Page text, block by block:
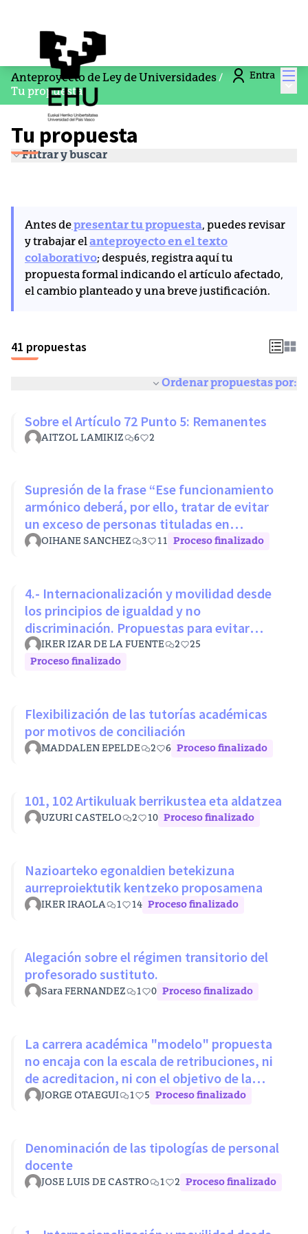
Entra
Anteproyecto de Ley de Universidades/
Tu propuesta
Tu propuesta
Filtrar y buscar
Antes depresentar tu propuesta, puedes revisar
y trabajar elanteproyecto en el texto
colaborativo; después, registra aquí tu
propuesta formal indicando el artículo afectado,
el cambio planteado y una breve justificación.
41 propuestas
Ordenar propuestas por:
Sobre el Artículo 72 Punto 5: Remanentes
AITZOL LAMIKIZ 6 2
Supresión de la frase “Ese funcionamiento
armónico deberá, por ello, tratar de evitar
un exceso de personas tituladas en
disciplinas con mínimos nivel
OIHANE SANCHEZ 3 11 Proceso finalizado
4.- Internacionalización y movilidad desde
los principios de igualdad y no
discriminación. Propuestas para evitar
desigualdades estructurales
IKER IZAR DE LA FUENTE 2
25
Proceso finalizado
Flexibilización de las tutorías académicas
por motivos de conciliación
MADDALEN EPELDE 2 6 Proceso finalizado
101, 102 Artikuluak berrikustea eta aldatzea
UZURI CASTELO 2 10 Proceso finalizado
Nazioarteko egonaldien betekizuna
aurreproiektutik kentzeko proposamena
IKER IRAOLA 1 14 Proceso finalizado
Alegación sobre el régimen transitorio del
profesorado sustituto.
Sara FERNANDEZ 1 0 Proceso finalizado
La carrera académica "modelo" propuesta
no encaja con la escala de retribuciones, ni
de acreditacion, ni con el objetivo de la
LOSUJORGE OTAEGUI 1 5 Proceso finalizado
Denominación de las tipologías de personal
docente
JOSE LUIS DE CASTRO 1 2 Proceso finalizado